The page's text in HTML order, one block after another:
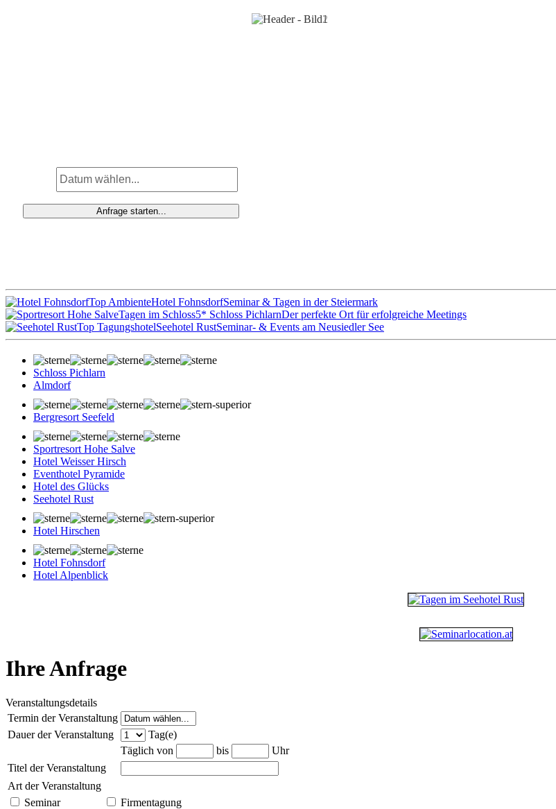
Top AmbienteHotel FohnsdorfSeminar & Tagen in der Steiermark
Tagen im Schloss5* Schloss PichlarnDer perfekte Ort für erfolgreiche Meetings
Top TagungshotelSeehotel RustSeminar- & Events am Neusiedler See
Schloss Pichlarn
Almdorf
Bergresort Seefeld
Sportresort Hohe Salve
Hotel Weisser Hirsch
Eventhotel Pyramide
Hotel des Glücks
Seehotel Rust
Hotel Hirschen
Hotel Fohnsdorf
Hotel Alpenblick
Ihre Anfrage
Veranstaltungsdetails
Termin der Veranstaltung
Dauer der Veranstaltung
Tag(e)
Täglich von
bis
Uhr
Titel der Veranstaltung
Art der Veranstaltung
Seminar
Firmentagung